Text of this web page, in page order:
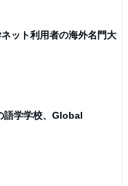
ット利用者の海外名門大
語学学校、Global